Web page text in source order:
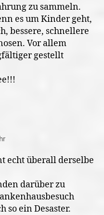
zu sammeln.
es um Kinder geht,
bessere, schnellere
Vor allem
gestellt
echt überall derselbe
darüber zu
so ein Desaster.